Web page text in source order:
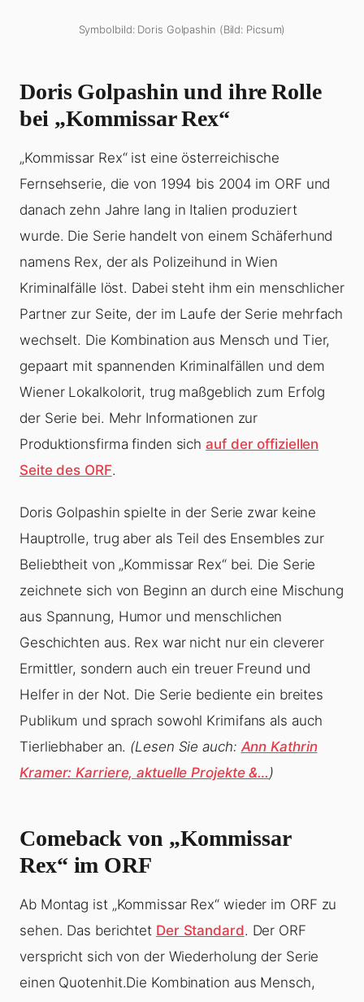
Symbolbild: Doris Golpashin (Bild: Picsum)
Doris Golpashin und ihre Rolle
bei „Kommissar Rex“
„Kommissar Rex“ ist eine österreichische
Fernsehserie, die von 1994 bis 2004 im ORF und
danach zehn Jahre lang in Italien produziert
wurde. Die Serie handelt von einem Schäferhund
namens Rex, der als Polizeihund in Wien
Kriminalfälle löst. Dabei steht ihm ein menschlicher
Partner zur Seite, der im Laufe der Serie mehrfach
wechselt. Die Kombination aus Mensch und Tier,
gepaart mit spannenden Kriminalfällen und dem
Wiener Lokalkolorit, trug maßgeblich zum Erfolg
der Serie bei. Mehr Informationen zur
Produktionsfirma finden sichauf der offiziellen
Seite des ORF.
Doris Golpashin spielte in der Serie zwar keine
Hauptrolle, trug aber als Teil des Ensembles zur
Beliebtheit von „Kommissar Rex“ bei. Die Serie
zeichnete sich von Beginn an durch eine Mischung
aus Spannung, Humor und menschlichen
Geschichten aus. Rex war nicht nur ein cleverer
Ermittler, sondern auch ein treuer Freund und
Helfer in der Not. Die Serie bediente ein breites
Publikum und sprach sowohl Krimifans als auch
Tierliebhaber an. (Lesen Sie auch:Ann Kathrin
Kramer: Karriere, aktuelle Projekte &…)
Comeback von „Kommissar
Rex“ im ORF
Ab Montag ist „Kommissar Rex“ wieder im ORF zu
sehen. Das berichtet Der Standard. Der ORF
verspricht sich von der Wiederholung der Serie
einen Quotenhit.Die Kombination aus Mensch,